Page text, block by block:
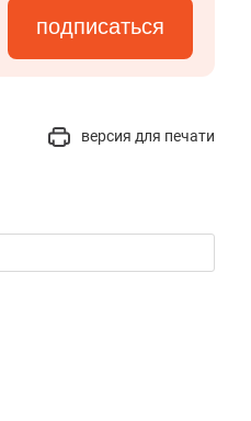
подписаться
версия для печати